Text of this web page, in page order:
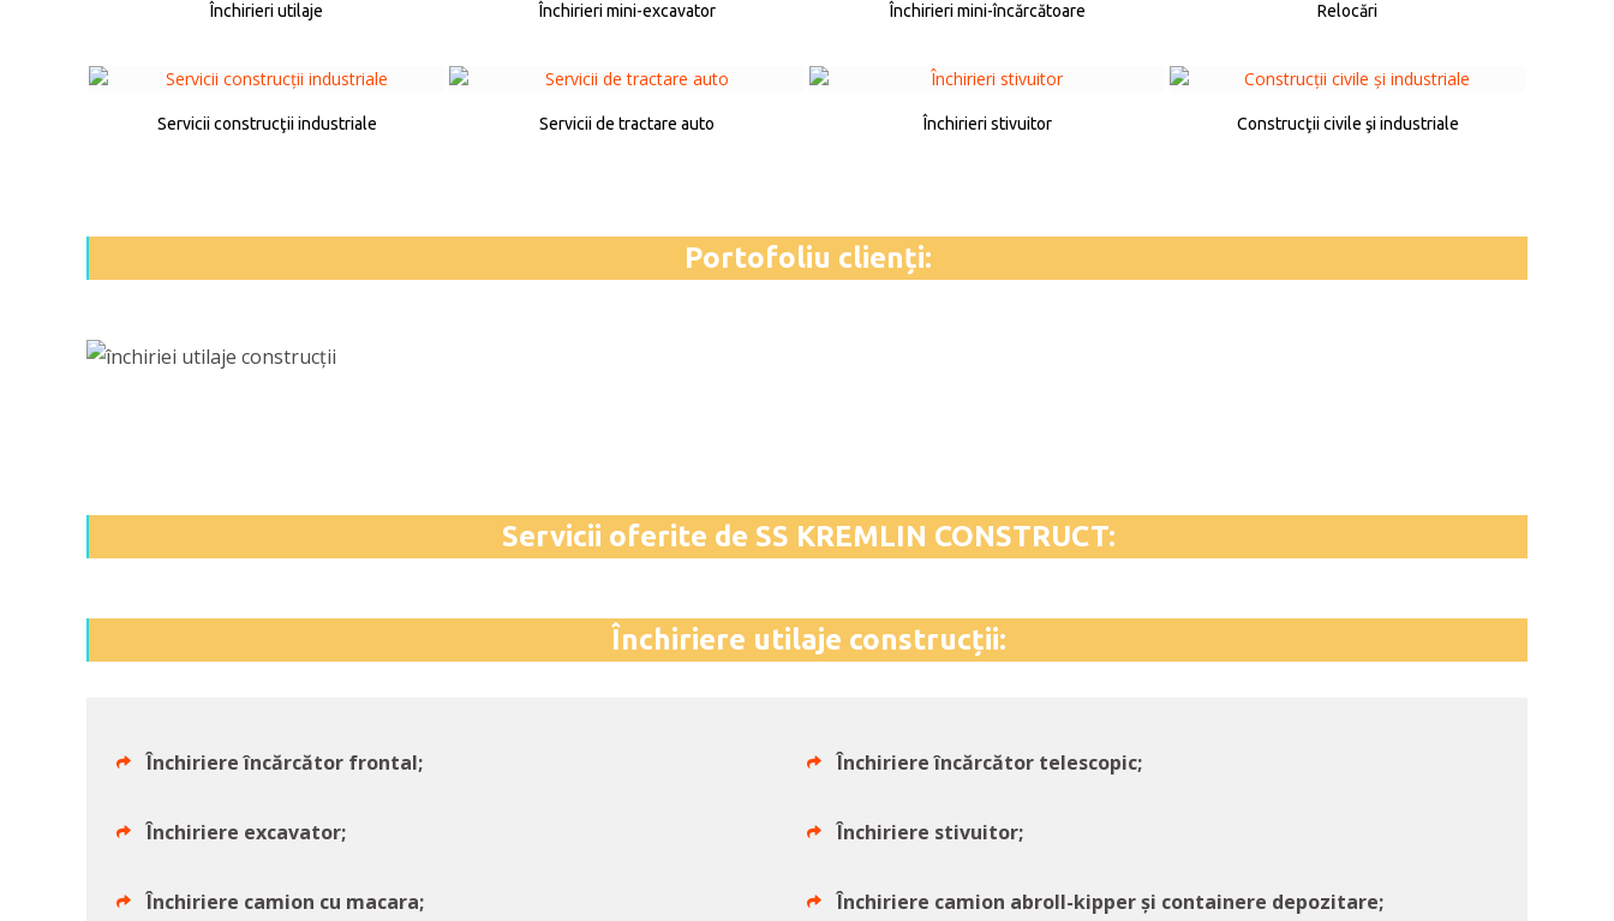
Închirieri utilaje Închirieri mini-excavator Închirieri mini-încărcătoare Relocări
Servicii construcţii industriale Servicii de tractare auto Închirieri stivuitor Construcţii civile şi industriale
Portofoliu clienți:
Servicii oferite de SS KREMLIN CONSTRUCT:
Închiriere utilaje construcții:
Închiriere încărcător frontal; Închiriere încărcător telescopic;
Închiriere excavator; Închiriere stivuitor;
Închiriere camion cu macara; Închiriere camion abroll-kipper și containere depozitare;